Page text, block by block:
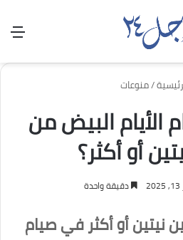
/منوعات
الأيام البيض من
أو أكثر؟
دقيقة واحدة
نيتين أو أكثر في صيام